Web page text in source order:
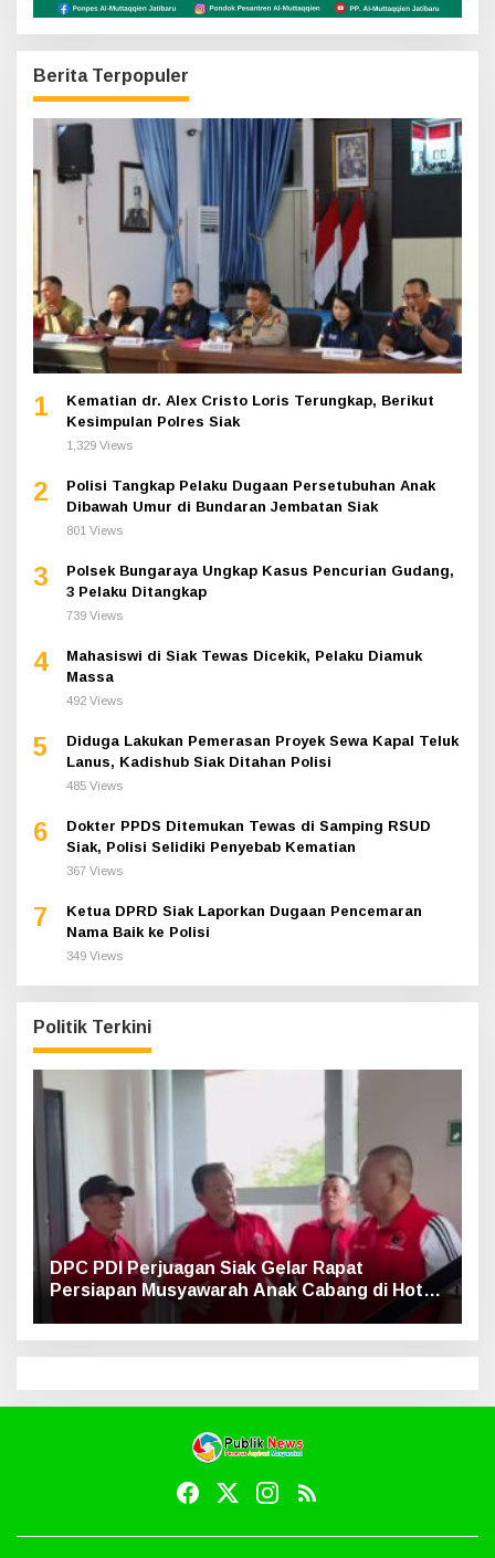
Berita Terpopuler
1
Kematian dr. Alex Cristo Loris Terungkap, Berikut
Kesimpulan Polres Siak
1,329 Views
2
Polisi Tangkap Pelaku Dugaan Persetubuhan Anak
Dibawah Umur di Bundaran Jembatan Siak
801 Views
3
Polsek Bungaraya Ungkap Kasus Pencurian Gudang,
3 Pelaku Ditangkap
739 Views
4
Mahasiswi di Siak Tewas Dicekik, Pelaku Diamuk
Massa
492 Views
5
Diduga Lakukan Pemerasan Proyek Sewa Kapal Teluk
Lanus, Kadishub Siak Ditahan Polisi
485 Views
6
Dokter PPDS Ditemukan Tewas di Samping RSUD
Siak, Polisi Selidiki Penyebab Kematian
367 Views
7
Ketua DPRD Siak Laporkan Dugaan Pencemaran
Nama Baik ke Polisi
349 Views
Politik Terkini
DPC PDI Perjuagan Siak Gelar Rapat
Persiapan Musyawarah Anak Cabang di Hotel